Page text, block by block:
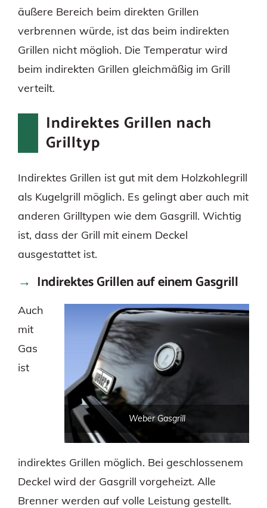
äußere Bereich beim direkten Grillen
verbrennen würde, ist das beim indirekten
Grillen nicht möglioh. Die Temperatur wird
beim indirekten Grillen gleichmäßig im Grill
verteilt.
Indirektes Grillen nach
Grilltyp
Indirektes Grillen ist gut mit dem Holzkohlegrill
als Kugelgrill möglich. Es gelingt aber auch mit
anderen Grilltypen wie dem Gasgrill. Wichtig
ist, dass der Grill mit einem Deckel
ausgestattet ist.
Indirektes Grillen auf einem Gasgrill
Weber Gasgrill
Auch
mit
Gas
ist
indirektes Grillen möglich. Bei geschlossenem
Deckel wird der Gasgrill vorgeheizt. Alle
Brenner werden auf volle Leistung gestellt.